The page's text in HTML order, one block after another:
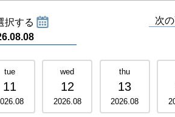
択する 次
tue
11
.08
wed
12
2026.08
thu
13
2026.08